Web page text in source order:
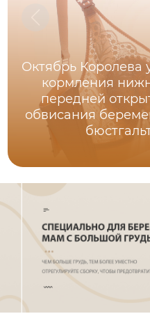
Октябрь Королева
кормления
передней
обвисания